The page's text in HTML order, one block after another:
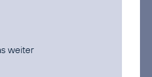
weiter